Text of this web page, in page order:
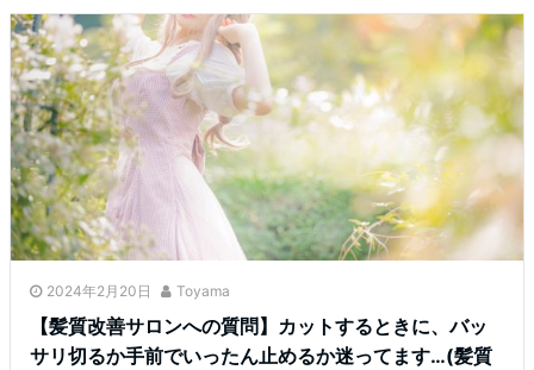
2024年2月20日 Toyama
【髪質改善サロンへの質問】カットするときに、バッ
サリ切るか手前でいったん止めるか迷ってます…(髪質